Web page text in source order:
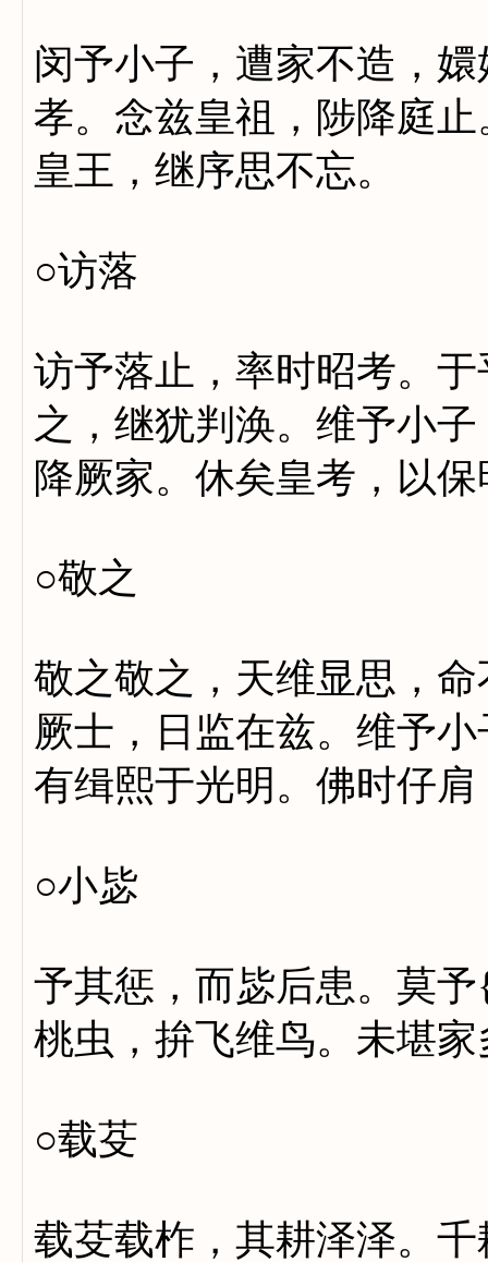
闵予小子，遭家不造，
孝。念兹皇祖，陟降庭
皇王，继序思不忘。
○访落
访予落止，率时昭考。
之，继犹判涣。维予小
降厥家。休矣皇考，以
○敬之
敬之敬之，天维显思，
厥士，日监在兹。维予
有缉熙于光明。佛时仔
○小毖
予其惩，而毖后患。莫
桃虫，拚飞维鸟。未堪
○载芟
载芟载柞，其耕泽泽。